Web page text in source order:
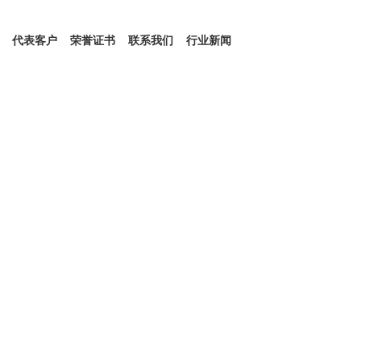
代表客户 荣誉证书 联系我们 行业新闻